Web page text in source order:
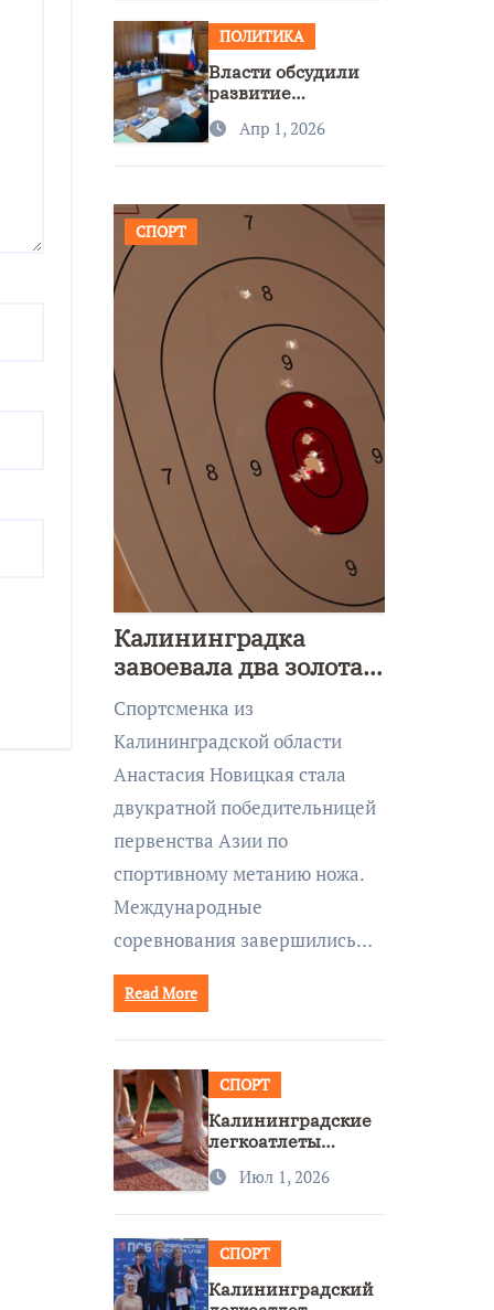
ПОЛИТИКА
Власти обсудили
развитие
доступность
Апр 1, 2026
СПОРТ
Калининградка
завоевала два золота
первенства Азии по
метанию ножа
Спортсменка из
Калининградской области
Анастасия Новицкая стала
двукратной победительницей
первенства Азии по
спортивному метанию ножа.
Международные
соревнования завершились…
Read More
СПОРТ
Калининградские
легкоатлеты
бронзы на
Июл 1, 2026
СПОРТ
Калининградский